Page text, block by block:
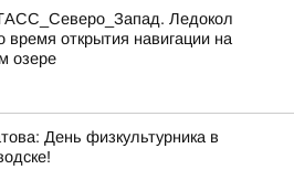
Ледокол
время открытия навигации на
озере
День физкультурника в